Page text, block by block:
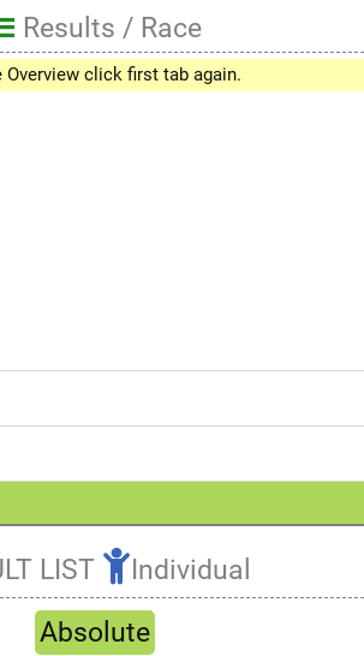
Results / Race
Overview click first tab again.
LIST
Individual
Absolute